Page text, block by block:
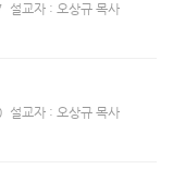
설교자 : 오상규 목사
설교자 : 오상규 목사